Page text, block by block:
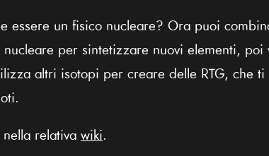
essere un fisico nucleare? Ora puoi
per sintetizzare nuovi elementi,
altri isotopi per creare delle RTG, che
relativa wiki.